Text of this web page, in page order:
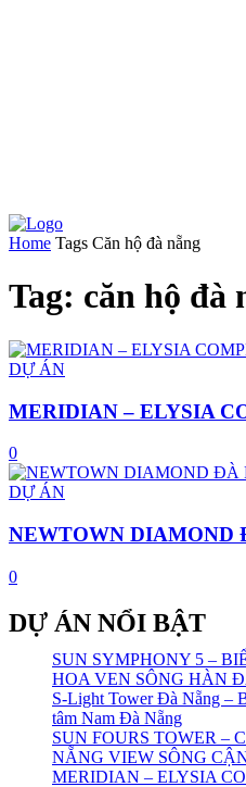
Home Tags Căn hộ đà nẵng
Tag: căn hộ đà
DỰ ÁN
MERIDIAN – ELYSIA
0
DỰ ÁN
NEWTOWN DIAMOND
0
DỰ ÁN NỔI BẬT
SUN SYMPHONY 5 –
HOA VEN SÔNG HÀN
S-Light Tower Đà Nẵng –
tâm Nam Đà Nẵng
SUN FOURS TOWER –
NẴNG VIEW SÔNG
MERIDIAN – ELYSIA